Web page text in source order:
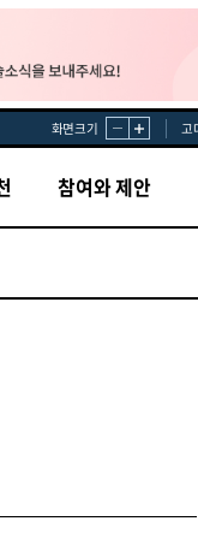
화면크기 고
참여와 제안